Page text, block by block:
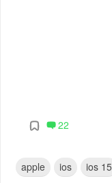
22
apple ios ios 15